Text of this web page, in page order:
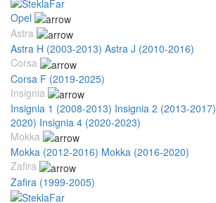
Opel
Astra
Astra H (2003-2013) Astra J (2010-2016)
Corsa
Corsa F (2019-2025)
Insignia
Insignia 1 (2008-2013) Insignia 2 (2013-2017)
2020) Insignia 4 (2020-2023)
Mokka
Mokka (2012-2016) Mokka (2016-2020)
Zafira
Zafira (1999-2005)